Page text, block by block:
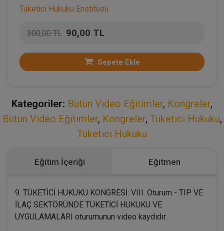
Tüketici Hukuku Enstitüsü
300,00 TL 90,00 TL
Sepete Ekle
Kategoriler: Bütün Video Eğitimler, Kongreler,
Bütün Video Eğitimler, Kongreler, Tüketici Hukuku,
Tüketici Hukuku
Eğitim İçeriği Eğitmen
9. TÜKETİCİ HUKUKU KONGRESİ: VIII. Oturum - TIP VE
İLAÇ SEKTÖRÜNDE TÜKETİCİ HUKUKU VE
UYGULAMALARI oturumunun video kaydıdır.